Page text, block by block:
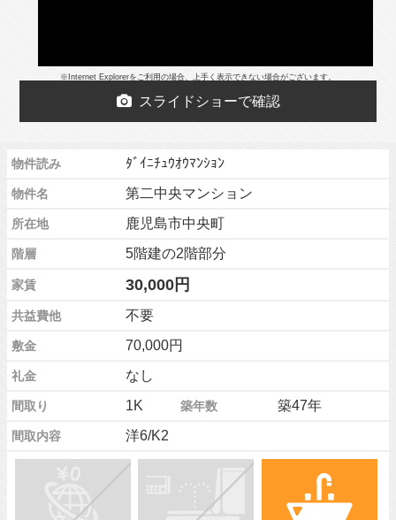
※Internet Explorerをご利用の場合、上手く表示できない場合がございます。
スライドショーで確認
物件読み ﾀﾞｲﾆﾁｭｳｵｳﾏﾝｼｮﾝ
物件名 第二中央マンション
所在地 鹿児島市中央町
階層 5階建の2階部分
家賃 30,000円
共益費他 不要
敷金 70,000円
礼金 なし
間取り 1K 築年数 築47年
間取内容 洋6/K2